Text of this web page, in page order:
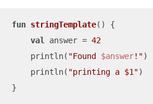
fun stringTemplate()
{
val
answer = 42
    println(
"Found $answer!")
    println(
"printing a $1")
}